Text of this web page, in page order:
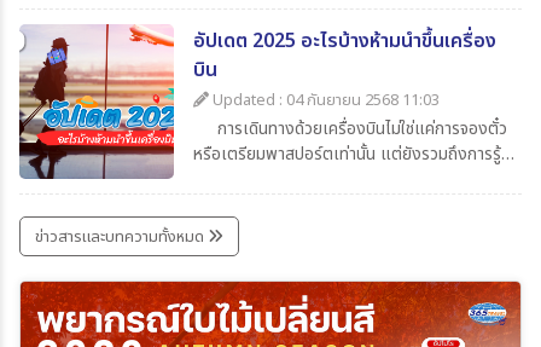
สุด ๆ สำหรับใครที่กำลังจะไปบาหลีครั้งแรกและยัง
ไม่รู้จะเริ่มที่ไหน วันนี้ 365Travel(ทัวร์365วัน) ได้
รวม แลนด์มาร์กห้ามพลาด มาให้แล้ว
อัปเดต 2025 อะไรบ้างห้ามนำขึ้นเครื่อง
บิน
Updated : 04 กันยายน 2568 11:03
การเดินทางด้วยเครื่องบินไม่ใช่แค่การจองตั๋ว
หรือเตรียมพาสปอร์ตเท่านั้น แต่ยังรวมถึงการรู้
ต่อการถูกยึด ปรับ หรือถูกปฏิเสธการเดินทางได้
บทความนี้รวบรวมรายการ ล่าสุดปี 2025 มาให้ได้
เช็กกันก่อนเก็บกระเป๋าเที่ยว เพื่อให้การเดินทาง
ราบรื่นและปลอดภัยที่สุด ไปกับ
365Travel(ทัวร์365วัน)
ข่าวสารและบทความทั้งหมด